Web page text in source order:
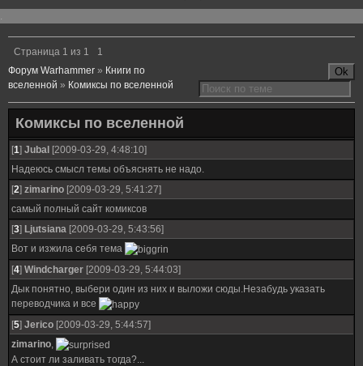
.
Страница 1 из 1
1
Форум Warhammer » Книги по
вселенной » Комиксы по вселенной
Комиксы по вселенной
[1] Jubal [2009-03-29, 4:48:10]
Надеюсь смысл темы объяснять не надо.
[2] zimarino [2009-03-29, 5:41:27]
самый полный сайт комиксов
[3] Ljutsiana [2009-03-29, 5:43:56]
Вот и изжила себя тема
[4] Windcharger [2009-03-29, 5:44:03]
Дык понятно, выбери один из них и выложи сюды.Незабудь указать
переводчика и все
[5] Jerico [2009-03-29, 5:44:57]
zimarino,
А стоит ли заливать тогда?...